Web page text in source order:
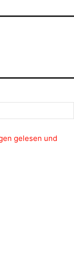
gelesen und